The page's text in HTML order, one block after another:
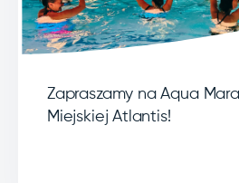
Zapraszamy na Aqua
Miejskiej Atlantis!